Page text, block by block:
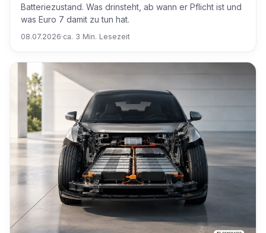
Batteriezustand. Was drinsteht, ab wann er Pflicht ist und
was Euro 7 damit zu tun hat.
08.07.2026·ca. 3 Min. Lesezeit